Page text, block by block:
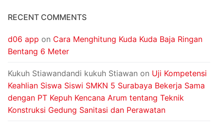
RECENT COMMENTS
d06 app on Cara Menghitung Kuda Kuda Baja Ringan
Bentang 6 Meter
Kukuh Stiawandandi kukuh Stiawan on Uji Kompetensi
Keahlian Siswa Siswi SMKN 5 Surabaya Bekerja Sama
dengan PT Kepuh Kencana Arum tentang Teknik
Konstruksi Gedung Sanitasi dan Perawatan